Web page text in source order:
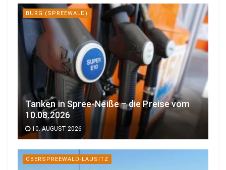
BURG (SPREEWALD)
Tanken in Spree-Neiße – die Preise vom
10.08.2026
10. AUGUST 2026
OBERSPREEWALD-LAUSITZ